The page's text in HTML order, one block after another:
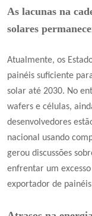
As lacunas na
solares
Atualmente, os
painéis suficiente
solar até 2030. No
wafers e células,
desenvolvedores
nacional usando
gerou discussões
enfrentar um
exportador de